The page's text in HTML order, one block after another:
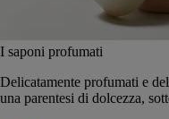
I saponi profumati
Delicatamente profumati e
una parentesi di dolcezza,